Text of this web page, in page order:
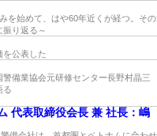
を始めて、はや60年近くが経つ。その
り返る～
を公表した
備業協会元研修センター長野村晶三
る
代表取締役会長 兼 社長：嶋